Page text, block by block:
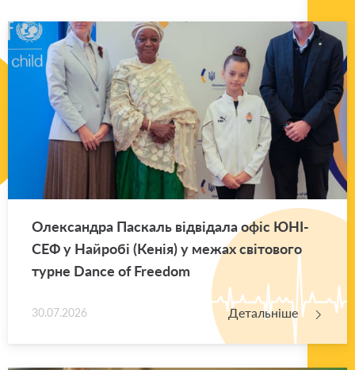
Оле­ксан­дра Па­скаль від­ві­да­ла офіс ЮНІ­
СЕФ у Най­ро­бі (Кенія) у межах сві­то­во­го
турне Dance of Freedom
30.07.2026 Детальніше